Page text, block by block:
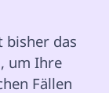
bisher das
um Ihre
Fällen